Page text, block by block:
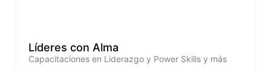
Líderes con Alma
Capacitaciones en Liderazgo y Power Skills y más